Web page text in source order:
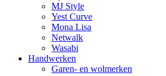
MJ Style
Yest Curve
Mona Lisa
Netwalk
Wasabi
Handwerken
Garen- en wolmerken